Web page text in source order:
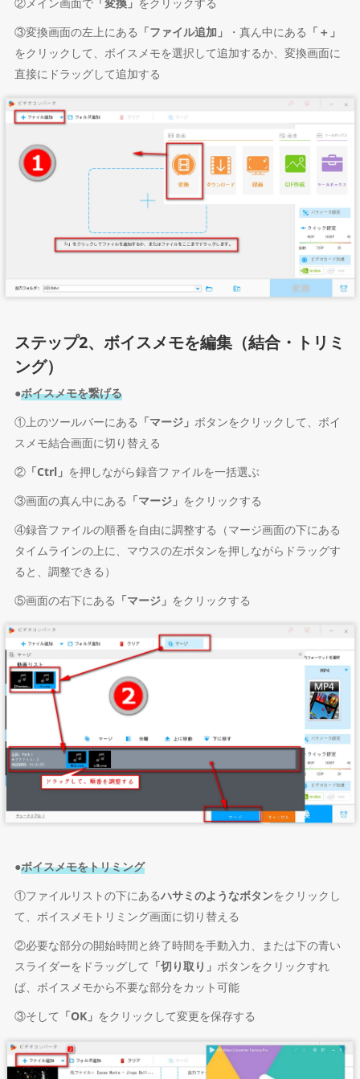
③変換画面の左上にある 「ファイル追加」 ・真ん中にある 「＋」
をクリックして、ボイスメモを選択して追加するか、変換画面に
直接にドラッグして追加する
ステップ2、ボイスメモを編集（結合・トリミ
ング）
●ボイスメモを繋げる
①上のツールバーにある 「マージ」 ボタンをクリックして、ボイ
スメモ結合画面に切り替える
②「Ctrl」 を押しながら録音ファイルを一括選ぶ
③画面の真ん中にある 「マージ」 をクリックする
④録音ファイルの順番を自由に調整する（マージ画面の下にある
タイムラインの上に、マウスの左ボタンを押しながらドラッグす
ると、調整できる）
⑤画面の右下にある 「マージ」 をクリックする
●ボイスメモをトリミング
①ファイルリストの下にあるハサミのようなボタンをクリックし
て、ボイスメモトリミング画面に切り替える
②必要な部分の開始時間と終了時間を手動入力、または下の青い
スライダーをドラッグして 「切り取り」 ボタンをクリックすれ
ば、ボイスメモから不要な部分をカット可能
③そして 「OK」 をクリックして変更を保存する